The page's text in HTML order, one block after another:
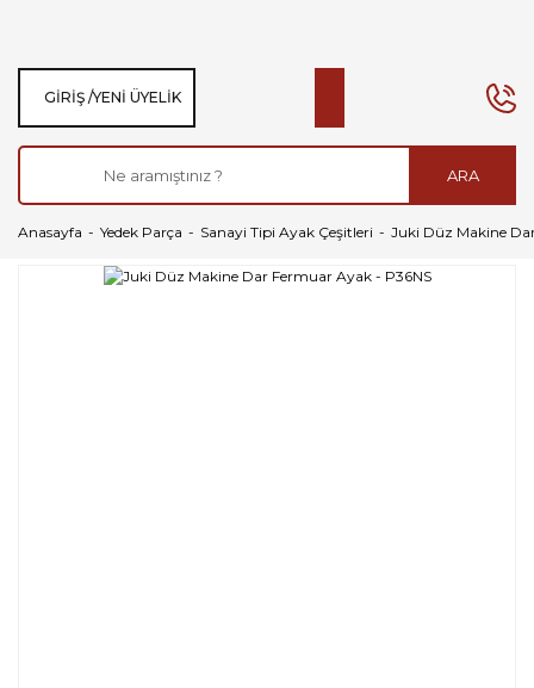
ARA
GIRIŞ /YENI ÜYELIK
Anasayfa Yedek Parça Sanayi Tipi Ayak Çeşitleri Juki Düz Makine